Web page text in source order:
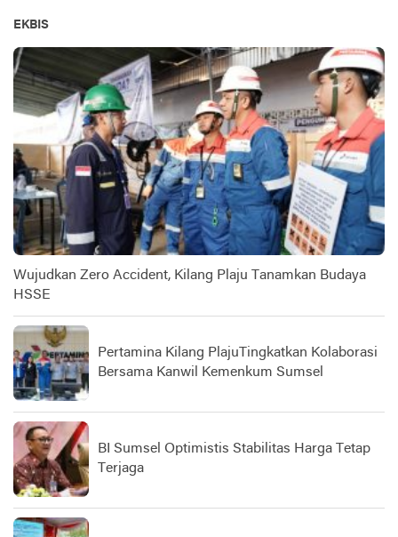
EKBIS
Wujudkan Zero Accident, Kilang Plaju Tanamkan Budaya
HSSE
Pertamina Kilang PlajuTingkatkan Kolaborasi
Bersama Kanwil Kemenkum Sumsel
BI Sumsel Optimistis Stabilitas Harga Tetap
Terjaga